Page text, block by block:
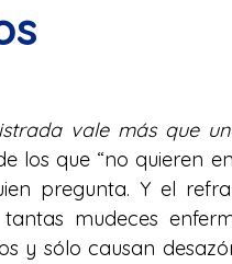
vale más que
los que “no quieren
pregunta. Y el
mudeces
y sólo causan